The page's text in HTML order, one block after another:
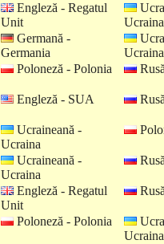
Engleză - Regatul
Unit
Ucraina
Germană -
Germania
Ucraina
Poloneză - Polonia
Engleză - SUA
Ucraineană -
Ucraina
Ucraineană -
Ucraina
Engleză - Regatul
Unit
Poloneză - Polonia
Ucraina